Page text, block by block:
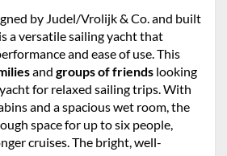
by Judel/Vrolijk & Co. and built
a versatile sailing yacht that
and ease of use. This
and groups of friends looking
for relaxed sailing trips. With
and a spacious wet room, the
space for up to six people,
cruises. The bright, well-